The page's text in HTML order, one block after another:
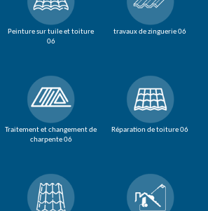
Peinture sur tuile et toiture
06
Traitement et changement de
charpente 06
travaux de zinguerie 06
Réparation de toiture 06